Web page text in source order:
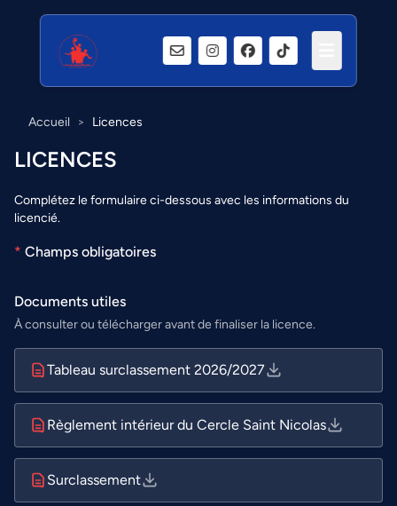
Accueil > Licences
LICENCES
Complétez le formulaire ci-dessous avec les informations du
licencié.
* Champs obligatoires
Documents utiles
À consulter ou télécharger avant de finaliser la licence.
Tableau surclassement 2026/2027
Règlement intérieur du Cercle Saint Nicolas
Surclassement